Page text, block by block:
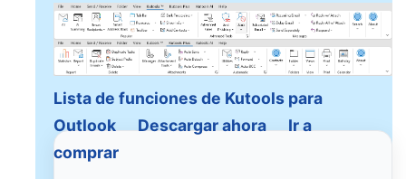
Lista de funciones de Kutools para
Outlook
Descargar ahora
Ir a
comprar